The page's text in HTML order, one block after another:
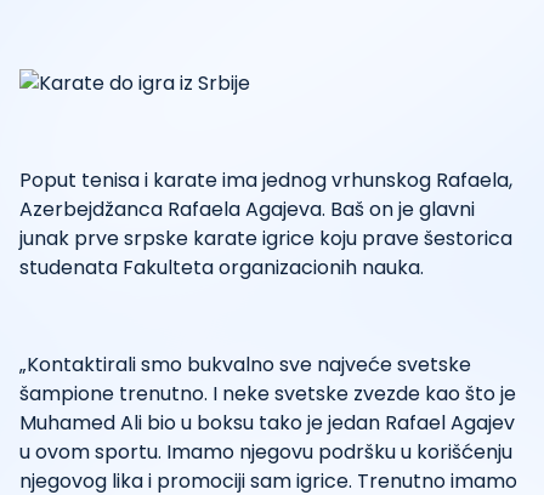
Poput tenisa i karate ima jednog vrhunskog Rafaela,
Azerbejdžanca Rafaela Agajeva. Baš on je glavni
junak prve srpske karate igrice koju prave šestorica
studenata Fakulteta organizacionih nauka.
„Kontaktirali smo bukvalno sve najveće svetske
šampione trenutno. I neke svetske zvezde kao što je
Muhamed Ali bio u boksu tako je jedan Rafael Agajev
u ovom sportu. Imamo njegovu podršku u korišćenju
njegovog lika i promociji sam igrice. Trenutno imamo